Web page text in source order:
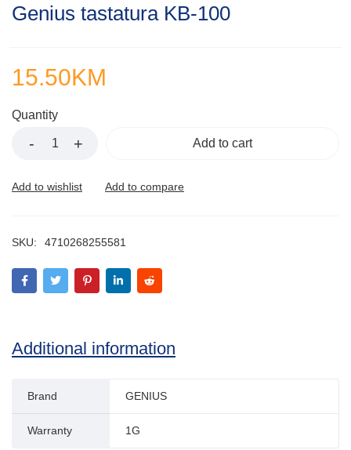
Genius tastatura KB-100
15.50KM
Quantity
Add to cart
SKU: 4710268255581
Additional information
Brand GENIUS
Warranty 1G